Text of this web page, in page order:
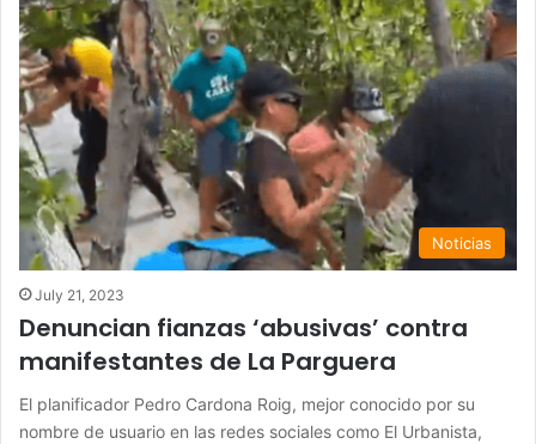
Noticias
July 21, 2023
Denuncian fianzas ‘abusivas’ contra
manifestantes de La Parguera
El planificador Pedro Cardona Roig, mejor conocido por su
nombre de usuario en las redes sociales como El Urbanista,